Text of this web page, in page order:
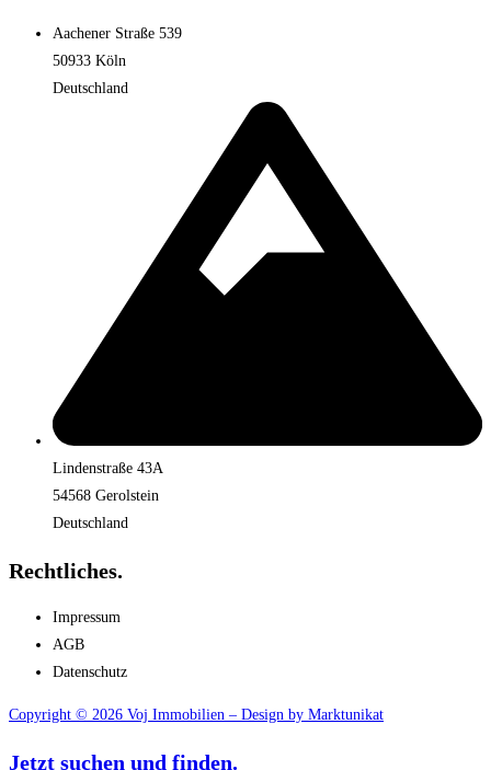
Aachener Straße 539
50933 Köln
Deutschland
Lindenstraße 43A
54568 Gerolstein
Deutschland
Rechtliches.
Impressum
AGB
Datenschutz
Copyright © 2026 Voj Immobilien – Design by Marktunikat
Jetzt suchen und finden.